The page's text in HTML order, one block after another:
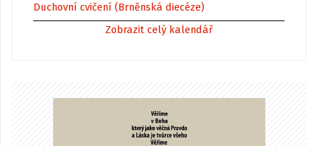
Duchovní cvičení (Brněnská diecéze)
Zobrazit celý kalendář